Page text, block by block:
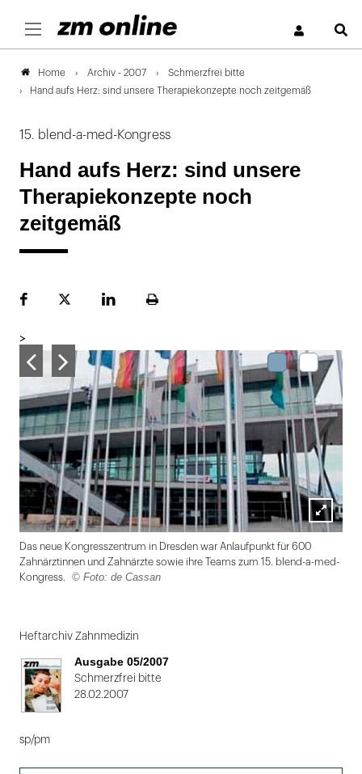
Home Archiv - 2007
Schmerzfrei bitte
Hand aufs Herz: sind unsere Therapiekonzepte noch zeitgemäß
15. blend-a-med-Kongress
Hand aufs Herz: sind unsere
Therapiekonzepte noch
zeitgemäß
FacebookPlattformLinekdInSeite
>
Lightbox
öffnen
Das neue Kongresszentrum in Dresden war Anlaufpunkt für 600
Zahnärztinnen und Zahnärzte sowie ihre Teams zum 15. blend-a-med-
Kongress.
© Foto: de Cassan
1
von
2
Heftarchiv Zahnmedizin
Ausgabe 05/2007
Schmerzfrei bitte
28.02.2007
sp/pm